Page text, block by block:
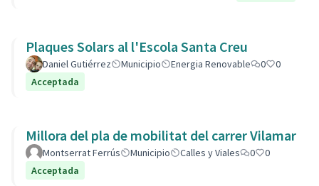
Plaques Solars al l'Escola Santa Creu
Daniel Gutiérrez Municipio Energia Renovable 0
0
Acceptada
Millora del pla de mobilitat del carrer Vilamar
Montserrat Ferrús Municipio Calles y Viales 0
0
Acceptada